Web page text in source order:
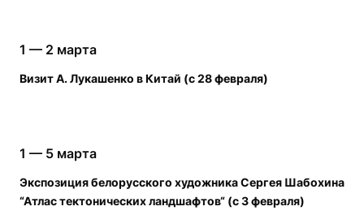
1 — 2 марта
Визит А. Лукашенко в Китай (с 28 февраля)
1 — 5 марта
Экспозиция белорусского художника Сергея Шабохина
“Атлас тектонических ландшафтов“ (с 3 февраля)